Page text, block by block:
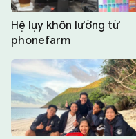
Hệ lụy khôn lường từ
phonefarm